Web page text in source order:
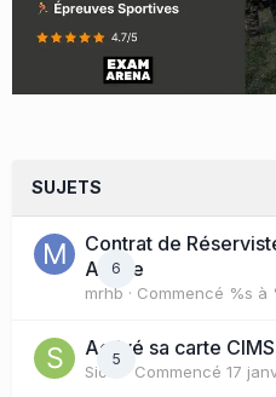
SUJETS
6
Contrat de
Active
mrhb · Commencé %s à
5
Activé sa carte CIMS
Sioul · Commencé 17